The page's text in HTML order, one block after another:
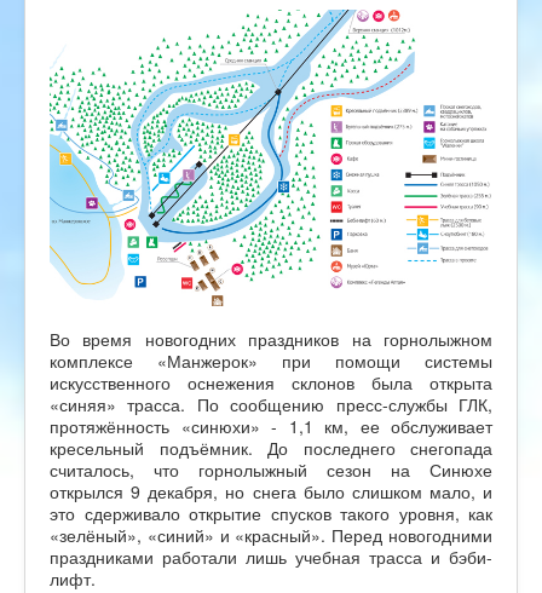
Во время новогодних праздников на горнолыжном
комплексе «Манжерок» при помощи системы
искусственного оснежения склонов была открыта
«синяя» трасса. По сообщению пресс-службы ГЛК,
протяжённость «синюхи» - 1,1 км, ее обслуживает
кресельный подъёмник. До последнего снегопада
считалось, что горнолыжный сезон на Синюхе
открылся 9 декабря, но снега было слишком мало, и
это сдерживало открытие спусков такого уровня, как
«зелёный», «синий» и «красный». Перед новогодними
праздниками работали лишь учебная трасса и бэби-
лифт.